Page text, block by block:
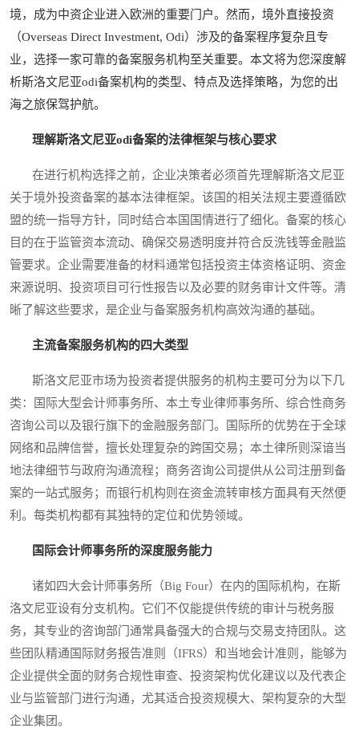
境，成为中资企业进入欧洲的重要门户。然而，境外直接投资
（Overseas Direct Investment, Odi）涉及的备案程序复杂且专
业，选择一家可靠的备案服务机构至关重要。本文将为您深度解
析斯洛文尼亚odi备案机构的类型、特点及选择策略，为您的出
海之旅保驾护航。
理解斯洛文尼亚odi备案的法律框架与核心要求
在进行机构选择之前，企业决策者必须首先理解斯洛文尼亚
关于境外投资备案的基本法律框架。该国的相关法规主要遵循欧
盟的统一指导方针，同时结合本国国情进行了细化。备案的核心
目的在于监管资本流动、确保交易透明度并符合反洗钱等金融监
管要求。企业需要准备的材料通常包括投资主体资格证明、资金
来源说明、投资项目可行性报告以及必要的财务审计文件等。清
晰了解这些要求，是企业与备案服务机构高效沟通的基础。
主流备案服务机构的四大类型
斯洛文尼亚市场为投资者提供服务的机构主要可分为以下几
类：国际大型会计师事务所、本土专业律师事务所、综合性商务
咨询公司以及银行旗下的金融服务部门。国际所的优势在于全球
网络和品牌信誉，擅长处理复杂的跨国交易；本土律所则深谙当
地法律细节与政府沟通流程；商务咨询公司提供从公司注册到备
案的一站式服务；而银行机构则在资金流转审核方面具有天然便
利。每类机构都有其独特的定位和优势领域。
国际会计师事务所的深度服务能力
诸如四大会计师事务所（Big Four）在内的国际机构，在斯
洛文尼亚设有分支机构。它们不仅能提供传统的审计与税务服
务，其专业的咨询部门通常具备强大的合规与交易支持团队。这
些团队精通国际财务报告准则（IFRS）和当地会计准则，能够为
企业提供全面的财务合规性审查、投资架构优化建议以及代表企
业与监管部门进行沟通，尤其适合投资规模大、架构复杂的大型
企业集团。